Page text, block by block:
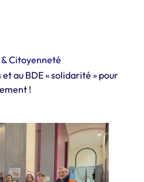
Citoyenneté
au BDE « solidarité » pour
!